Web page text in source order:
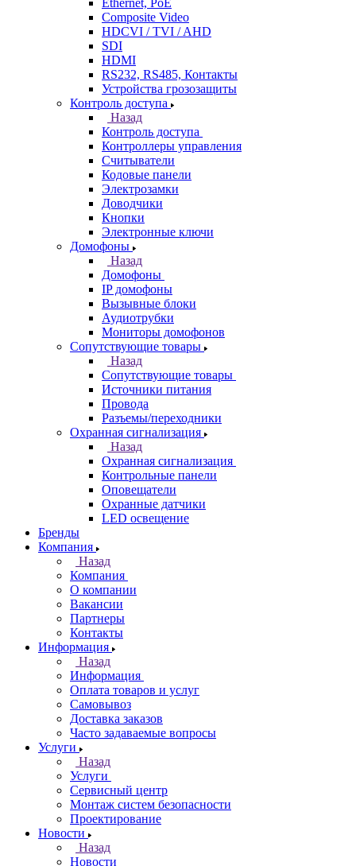
Ethernet, PoE
Composite Video
HDCVI / TVI / AHD
SDI
HDMI
RS232, RS485, Контакты
Устройства грозозащиты
Контроль доступа
Назад
Контроль доступа
Контроллеры управления
Считыватели
Кодовые панели
Электрозамки
Доводчики
Кнопки
Электронные ключи
Домофоны
Назад
Домофоны
IP домофоны
Вызывные блоки
Аудиотрубки
Мониторы домофонов
Сопутствующие товары
Назад
Сопутствующие товары
Источники питания
Провода
Разъемы/переходники
Охранная сигнализация
Назад
Охранная сигнализация
Контрольные панели
Оповещатели
Охранные датчики
LED освещение
Бренды
Компания
Назад
Компания
О компании
Вакансии
Партнеры
Контакты
Информация
Назад
Информация
Оплата товаров и услуг
Самовывоз
Доставка заказов
Часто задаваемые вопросы
Услуги
Назад
Услуги
Сервисный центр
Монтаж систем безопасности
Проектирование
Новости
Назад
Новости